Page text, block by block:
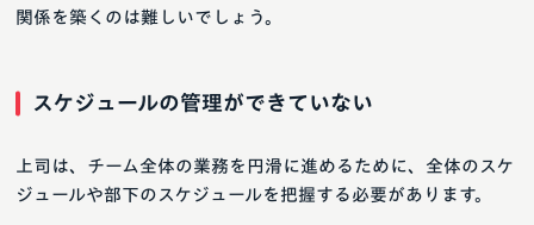
関係を築くのは難しいでしょう。
スケジュールの管理ができていない
上司は、チーム全体の業務を円滑に進めるために、全体のスケ
ジュールや部下のスケジュールを把握する必要があります。